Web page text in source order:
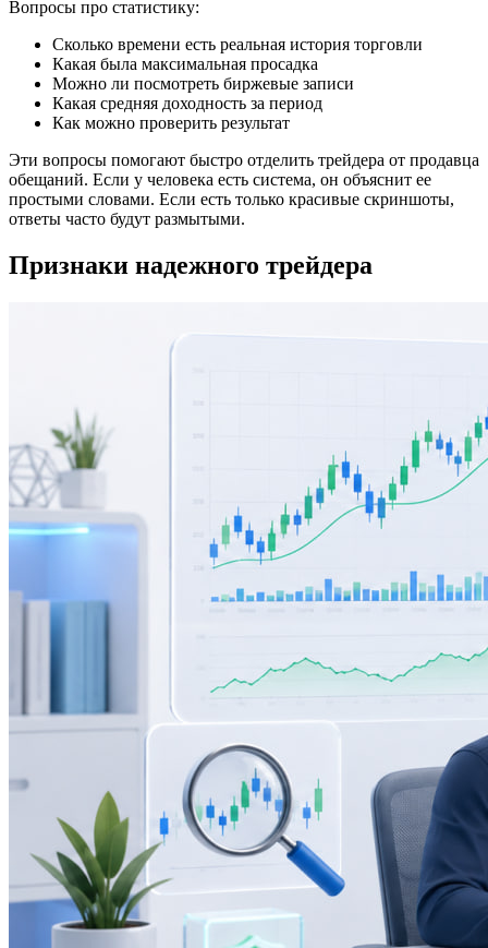
Вопросы про статистику:
Сколько времени есть реальная история торговли
Какая была максимальная просадка
Можно ли посмотреть биржевые записи
Какая средняя доходность за период
Как можно проверить результат
Эти вопросы помогают быстро отделить трейдера от продавца
обещаний. Если у человека есть система, он объяснит ее
простыми словами. Если есть только красивые скриншоты,
ответы часто будут размытыми.
Признаки надежного трейдера